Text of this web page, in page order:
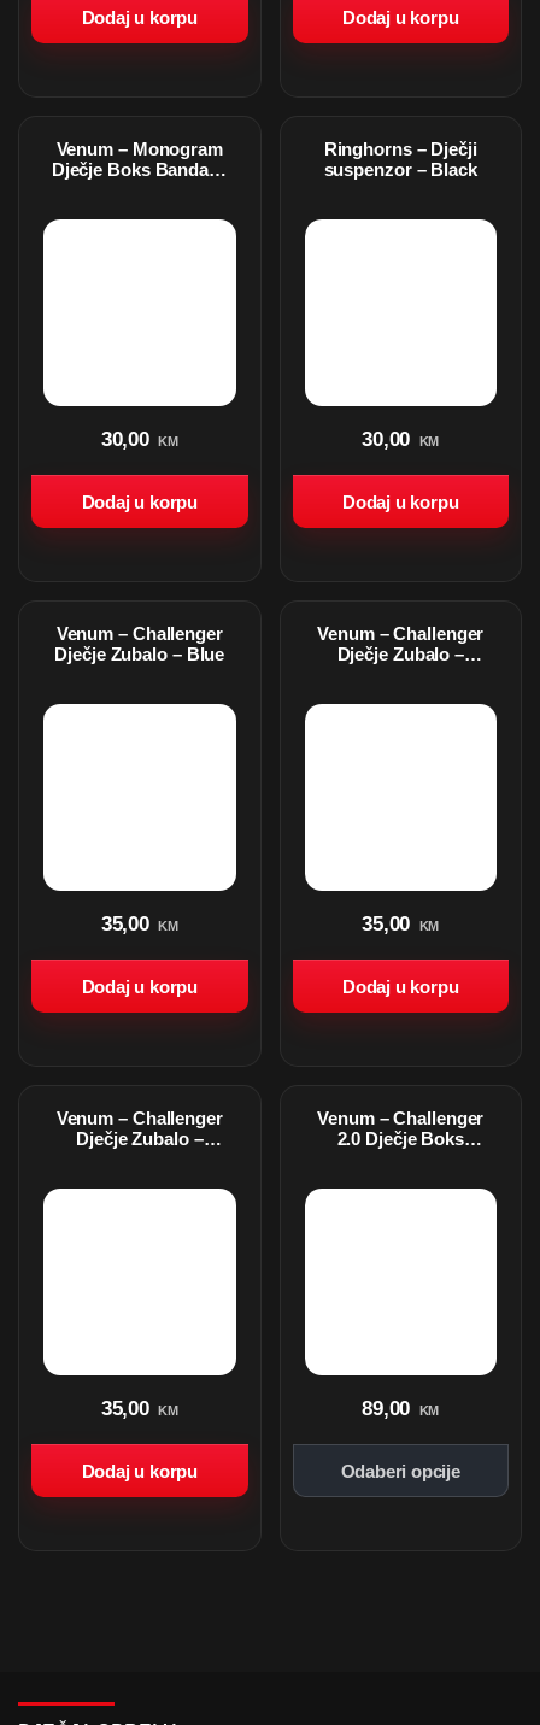
Dodaj u korpu Dodaj u korpu
Venum – Monogram
Dječje Boks Bandaže
30,00 KM
Dodaj u korpu
Ringhorns – Dječji
suspenzor – Black
30,00 KM
Dodaj u korpu
Venum – Challenger
Dječje Zubalo – Blue
35,00 KM
Dodaj u korpu
Venum – Challenger
Dječje Zubalo –
35,00 KM
Dodaj u korpu
Venum – Challenger
Dječje Zubalo –
35,00 KM
Dodaj u korpu
Venum – Challenger
2.0 Dječje Boks
89,00 KM
Odaberi opcije